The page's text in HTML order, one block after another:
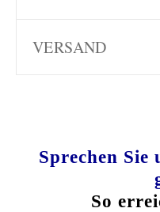
VERSAND
Sprechen
So